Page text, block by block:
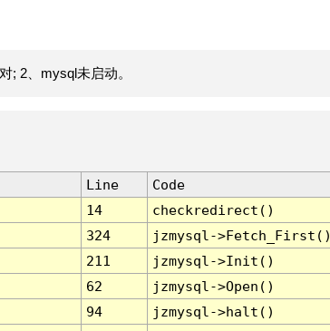
; 2、mysql未启动。
Line
Code
14
checkredirect()
324
jzmysql-
211
jzmysql->Init()
62
jzmysql->Open()
94
jzmysql->halt()